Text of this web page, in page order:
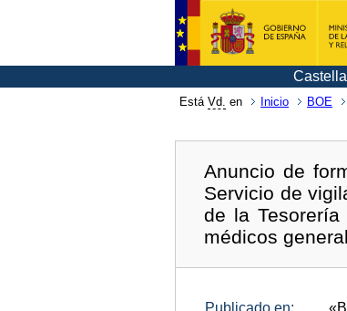
Está Vd. en Inicio BOE
Anuncio de
Servicio de
de la
médicos
Publicado en: «